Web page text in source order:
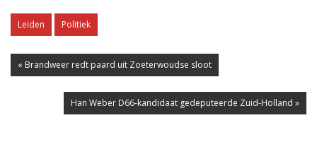
Leiden Politiek
« Brandweer redt paard uit Zoeterwoudse sloot
Han Weber D66-kandidaat gedeputeerde Zuid-Holland »